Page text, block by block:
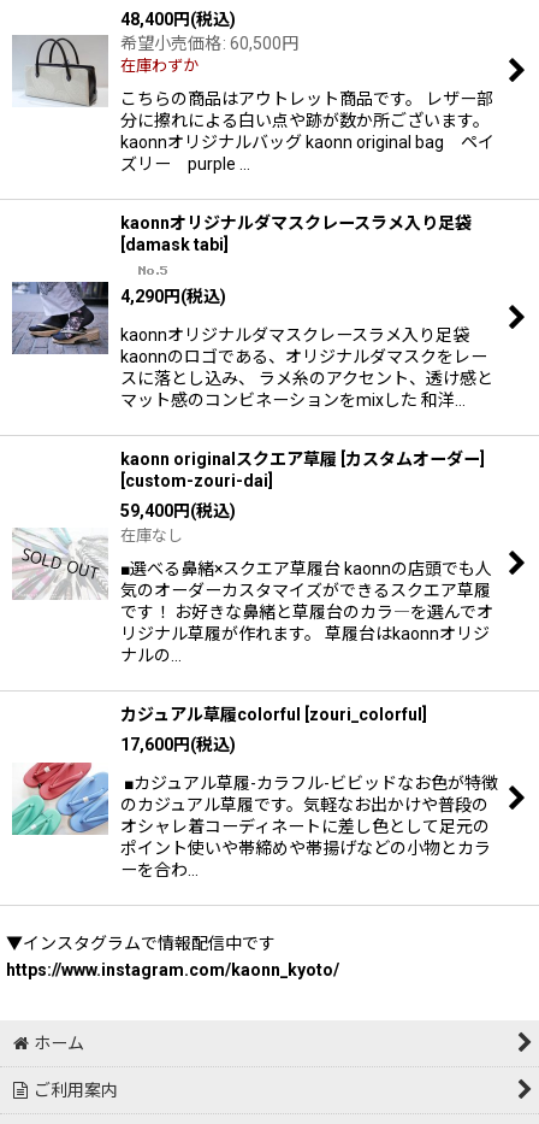
48,400円(税込)
希望小売価格: 60,500円
在庫わずか
こちらの商品はアウトレット商品です。 レザー部
分に擦れによる白い点や跡が数か所ございます。
kaonnオリジナルバッグ kaonn original bag ペイ
ズリー purple …
kaonnオリジナルダマスクレースラメ入り足袋
damask tabi
4,290円(税込)
kaonnオリジナルダマスクレースラメ入り足袋
kaonnのロゴである、オリジナルダマスクをレー
スに落とし込み、 ラメ糸のアクセント、透け感と
マット感のコンビネーションをmixした 和洋…
kaonn originalスクエア草履 [カスタムオーダー]
custom-zouri-dai
59,400円(税込)
在庫なし
■選べる鼻緒×スクエア草履台 kaonnの店頭でも人
気のオーダーカスタマイズができるスクエア草履
です！ お好きな鼻緒と草履台のカラ―を選んでオ
リジナル草履が作れます。 草履台はkaonnオリジ
ナルの…
カジュアル草履colorful zouri_colorful
17,600円(税込)
■カジュアル草履-カラフル-ビビッドなお色が特徴
のカジュアル草履です。気軽なお出かけや普段の
オシャレ着コーディネートに差し色として足元の
ポイント使いや帯締めや帯揚げなどの小物とカラ
ーを合わ…
▼インスタグラムで情報配信中です
https://www.instagram.com/kaonn_kyoto/
ホーム
ご利用案内